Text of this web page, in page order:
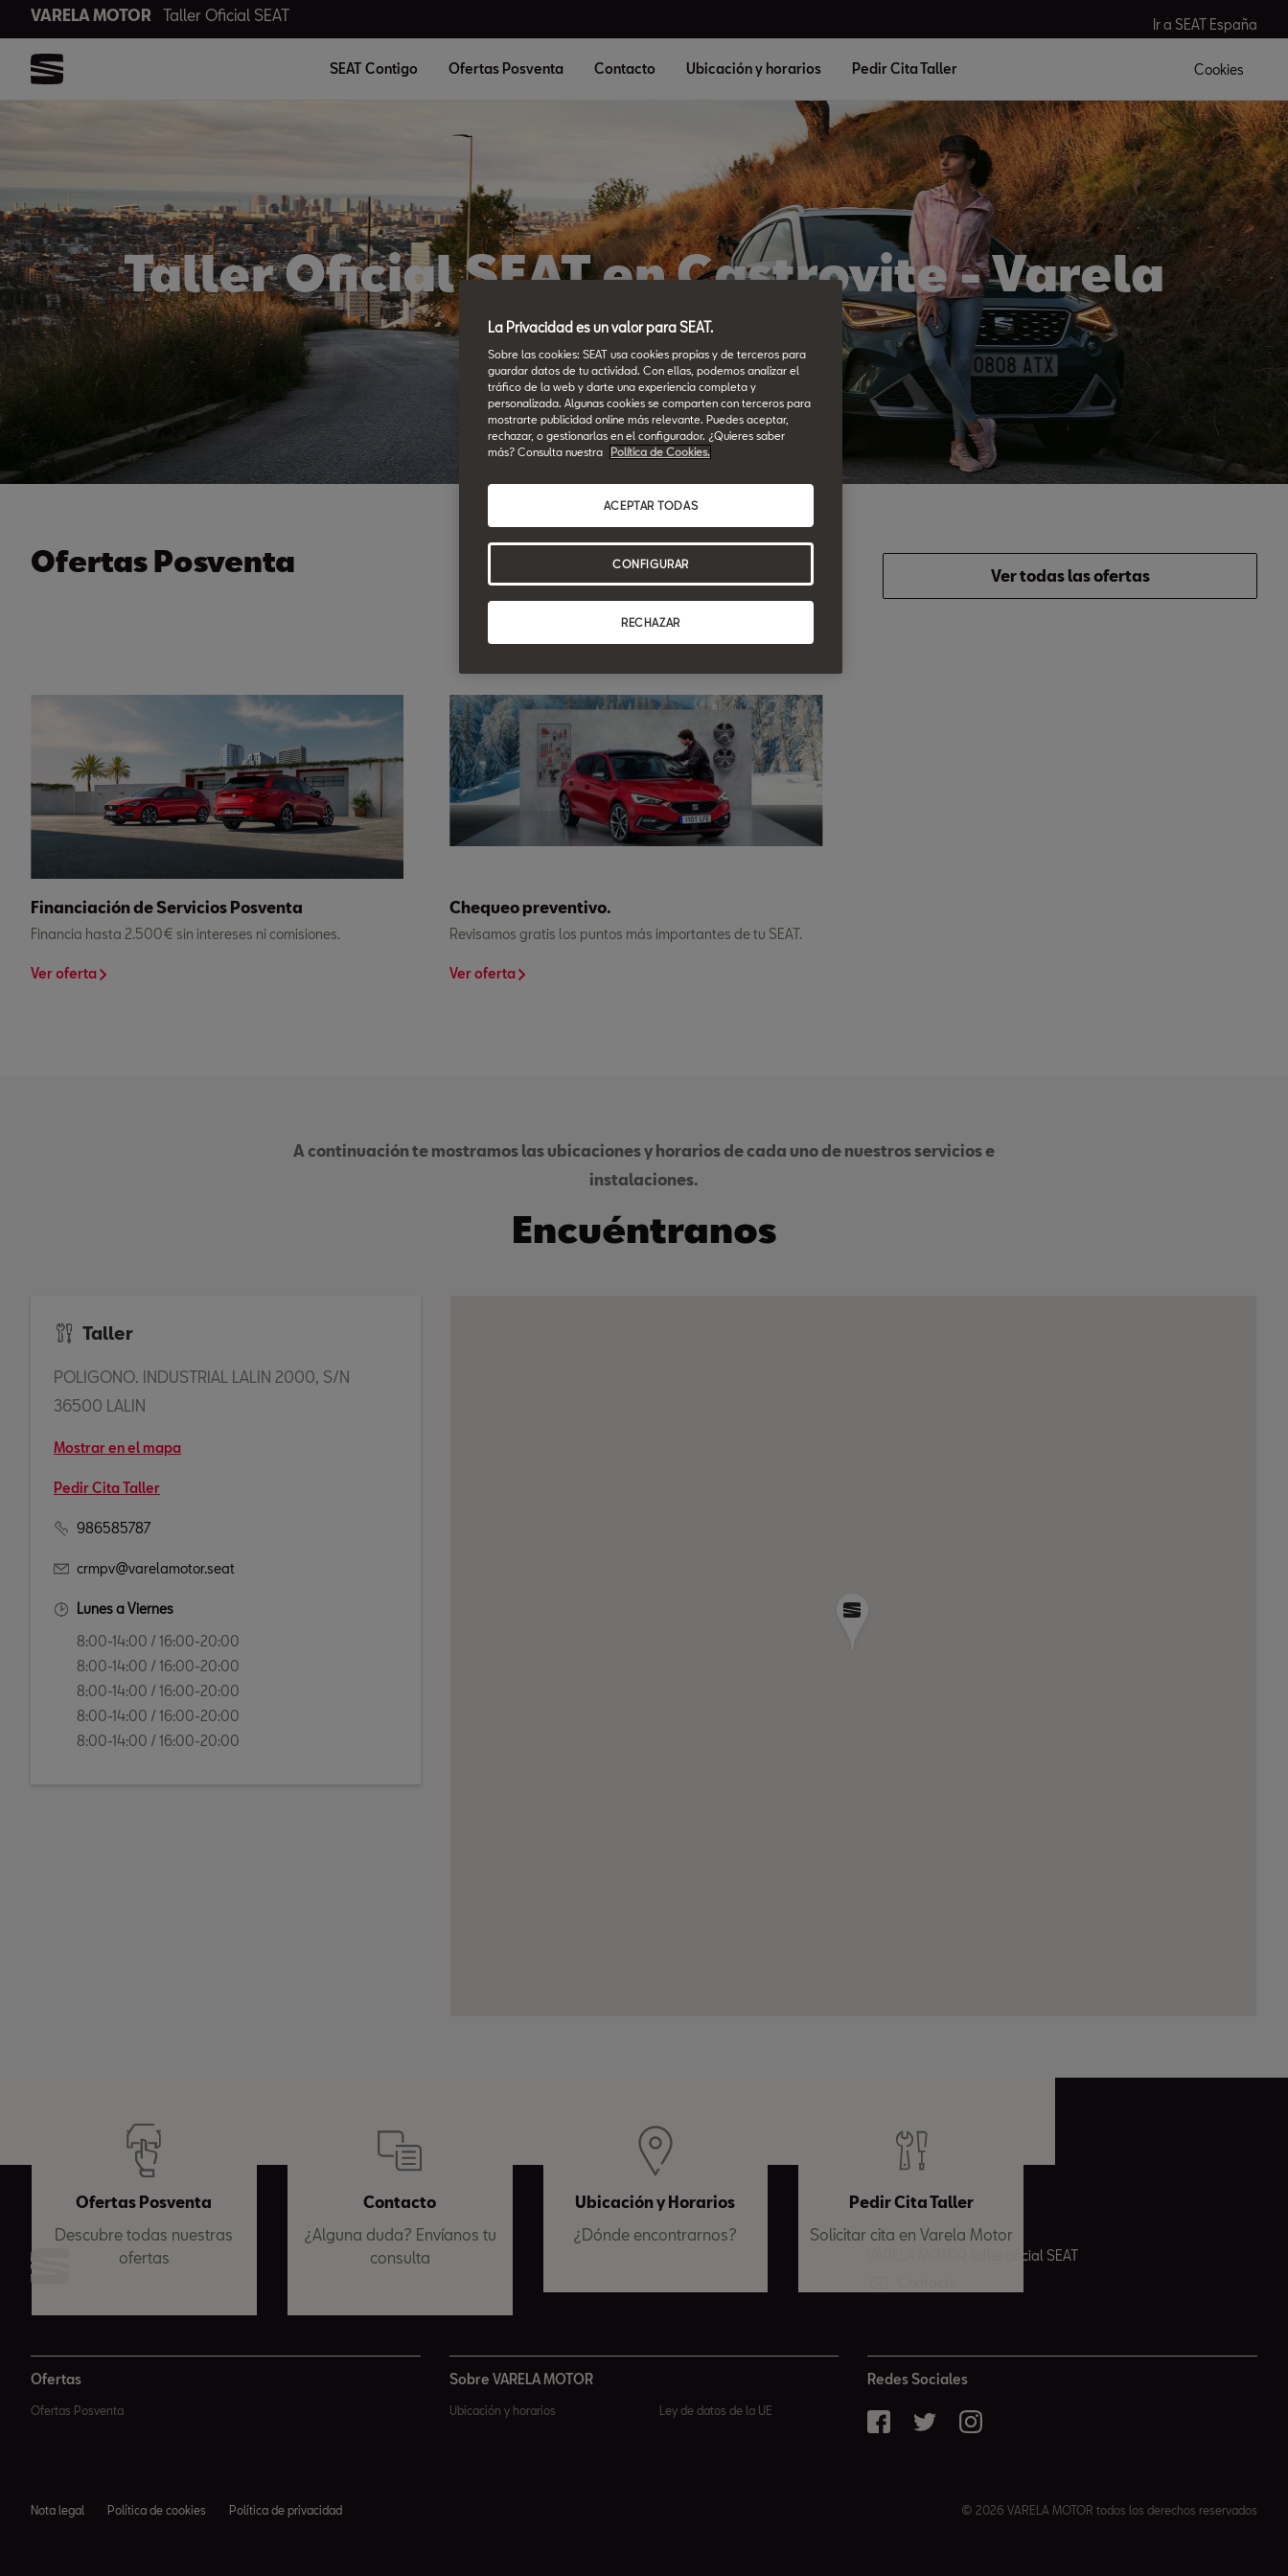
VARELA MOTOR Taller Oficial SEAT
Ir a SEAT España
SEAT Contigo Ofertas Posventa Contacto Ubicación y horarios Pedir Cita Taller Cookies
Taller Oficial SEAT en Castrovite - Varela
Motor
Ofertas Posventa
Descubre todas nuestras
ofertas
Contacto
¿Alguna duda? Envíanos tu
consulta
Ubicación y Horarios
¿Dónde encontrarnos?
Pedir Cita Taller
Solicitar cita en Varela Motor
Ofertas Posventa Ver todas las ofertas
Financiación de Servicios Posventa
Financia hasta 2.500€ sin intereses ni comisiones.
Ver oferta
Chequeo preventivo.
Revisamos gratis los puntos más importantes de tu SEAT.
Ver oferta
A continuación te mostramos las ubicaciones y horarios de cada uno de nuestros servicios e
instalaciones.
Encuéntranos
Taller
POLIGONO. INDUSTRIAL LALIN 2000, S/N
36500 LALIN
Mostrar en el mapa
Pedir Cita Taller
986585787
crmpv@varelamotor.seat
Lunes a Viernes
8:00-14:00 / 16:00-20:00
8:00-14:00 / 16:00-20:00
8:00-14:00 / 16:00-20:00
8:00-14:00 / 16:00-20:00
8:00-14:00 / 16:00-20:00
VARELA MOTOR Taller oficial SEAT
Ofertas
Ofertas Posventa
Sobre VARELA MOTOR
Ubicación y horarios Ley de datos de la UE
Redes Sociales
Nota legal Política de cookies Política de privacidad © 2026 VARELA MOTOR todos los derechos reservados
La Privacidad es un valor para SEAT.
Sobre las cookies: SEAT usa cookies propias y de terceros para
guardar datos de tu actividad. Con ellas, podemos analizar el
tráfico de la web y darte una experiencia completa y
personalizada. Algunas cookies se comparten con terceros para
mostrarte publicidad online más relevante. Puedes aceptar,
rechazar, o gestionarlas en el configurador. ¿Quieres saber
más? Consulta nuestra
Política de Cookies.
RECHAZAR
ACEPTAR TODAS
CONFIGURAR